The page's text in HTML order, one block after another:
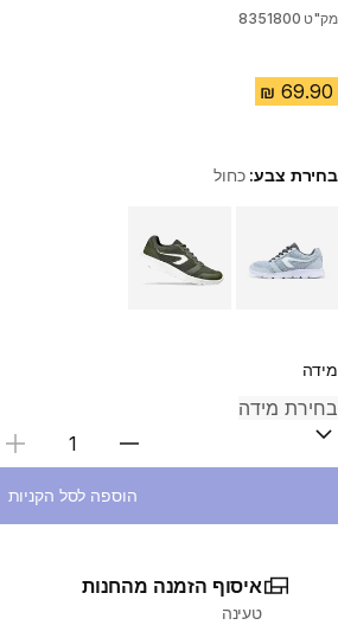
מק"ט 8351800
בחירת צבע:כחול
מידה
בחירת
הוספה לסל הקניות
איסוף הזמנה מהחנות
טעינה